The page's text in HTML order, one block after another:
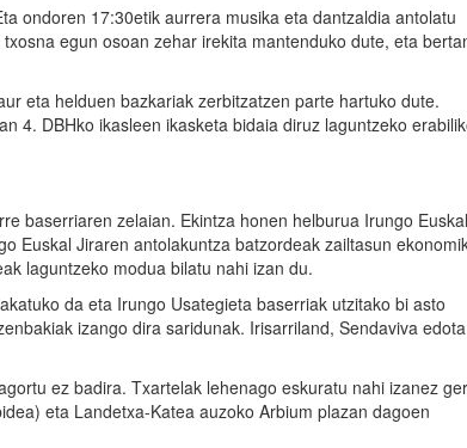
ondoren 17:30etik aurrera musika eta dantzaldia antolatu
egun osoan zehar irekita mantenduko dute, eta
eta helduen bazkariak zerbitzatzen parte hartuko dute.
4. DBHko ikasleen ikasketa bidaia diruz laguntzeko
baserriaren zelaian. Ekintza honen helburua Irungo Euskal
Euskal Jiraren antolakuntza batzordeak zailtasun
laguntzeko modua bilatu nahi izan du.
da eta Irungo Usategieta baserriak utzitako bi asto
izango dira saridunak. Irisarriland, Sendaviva edota
ez badira. Txartelak lehenago eskuratu nahi izanez
eta Landetxa-Katea auzoko Arbium plazan dagoen